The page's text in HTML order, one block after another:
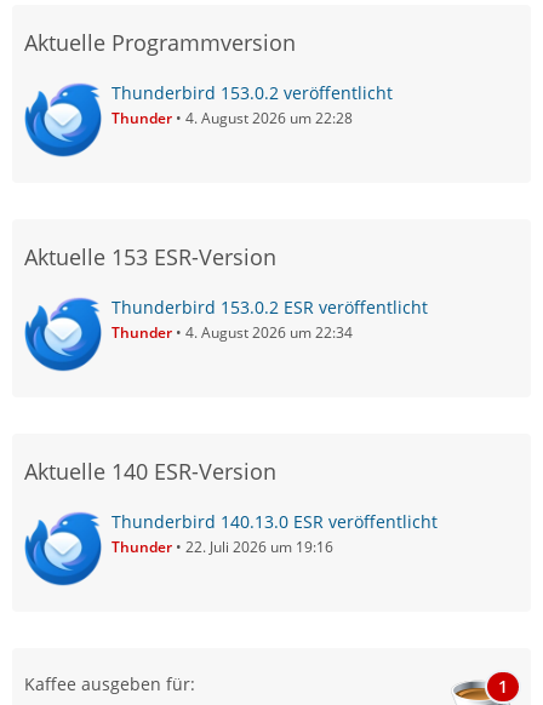
Aktuelle Programmversion
Thunderbird 153.0.2 veröffentlicht
Thunder 4. August 2026 um 22:28
Aktuelle 153 ESR-Version
Thunderbird 153.0.2 ESR veröffentlicht
Thunder 4. August 2026 um 22:34
Aktuelle 140 ESR-Version
Thunderbird 140.13.0 ESR veröffentlicht
Thunder 22. Juli 2026 um 19:16
Kaffee ausgeben für: 1